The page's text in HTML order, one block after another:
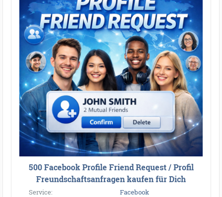
500 Facebook Profile Friend Request / Profil
Freundschaftsanfragen kaufen für Dich
Service:
Facebook